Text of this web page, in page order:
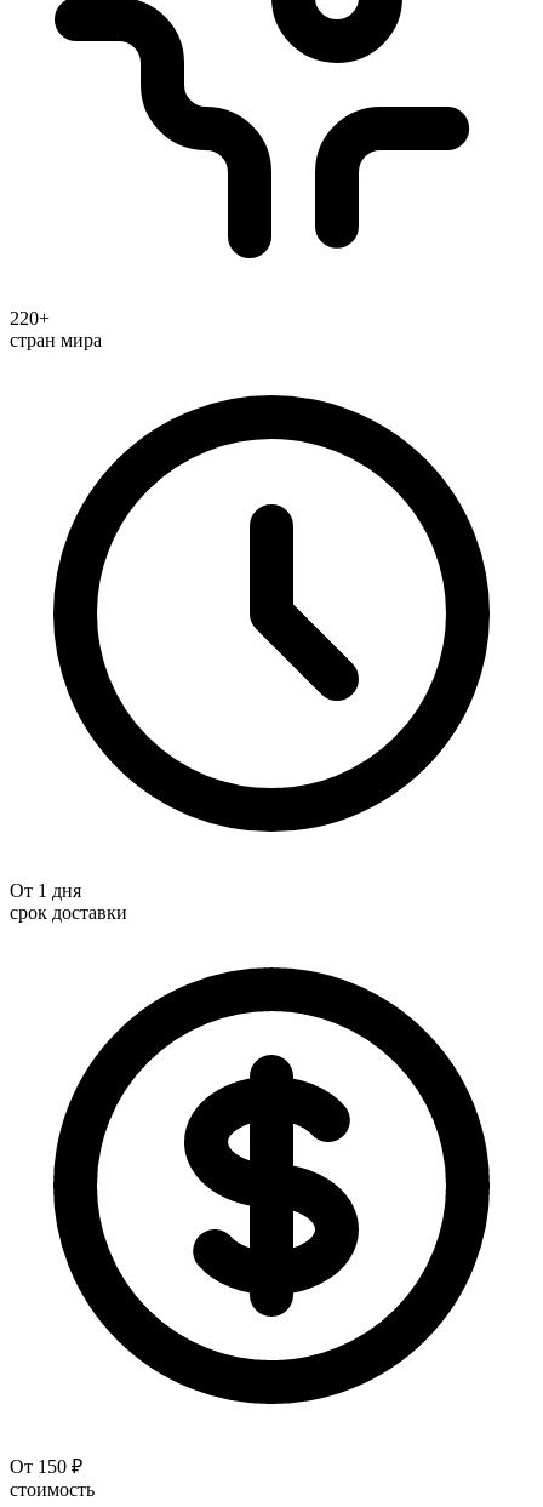
220+
стран мира
От 1 дня
срок доставки
От 150 ₽
стоимость